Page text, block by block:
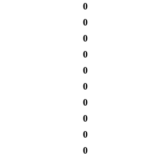
0
0
0
0
0
0
0
0
0
0